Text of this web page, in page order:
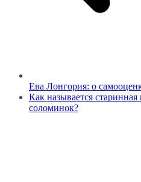
Ева Лонгория: о
Как называется
соломинок?